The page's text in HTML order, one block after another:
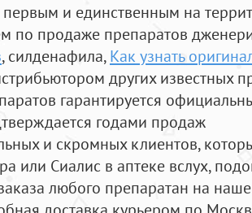
и единственным на
по продаже препаратов
, силденафила, Как узнать
других известных
гарантируется
годами продаж
и скромных клиентов,
или Сиалис в аптеке вслух,
любого препаратан на